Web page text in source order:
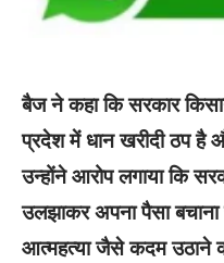
बैज ने कहा कि सरकार
प्रदेश में धान खरीदी ठप है
उन्होंने आरोप लगाया कि
उलझाकर अपना पैसा
आत्महत्या जैसे कदम उठाने